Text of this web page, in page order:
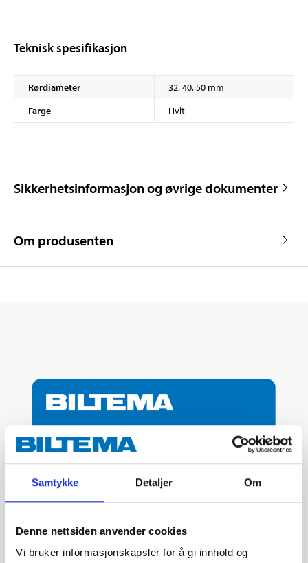
Samtykke Detaljer Om
Denne nettsiden anvender cookies
Vi bruker informasjonskapsler for å gi innhold og
Teknisk spesifikasjon
Rørdiameter
32, 40, 50 mm
Farge
Hvit
Sikkerhetsinformasjon og øvrige dokumenter
Om produsenten